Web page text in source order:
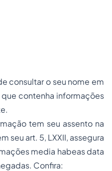
consultar o seu nome em
contenha informações
tem seu assento na
seu art. 5, LXXII, assegura
media habeas data
Confira: